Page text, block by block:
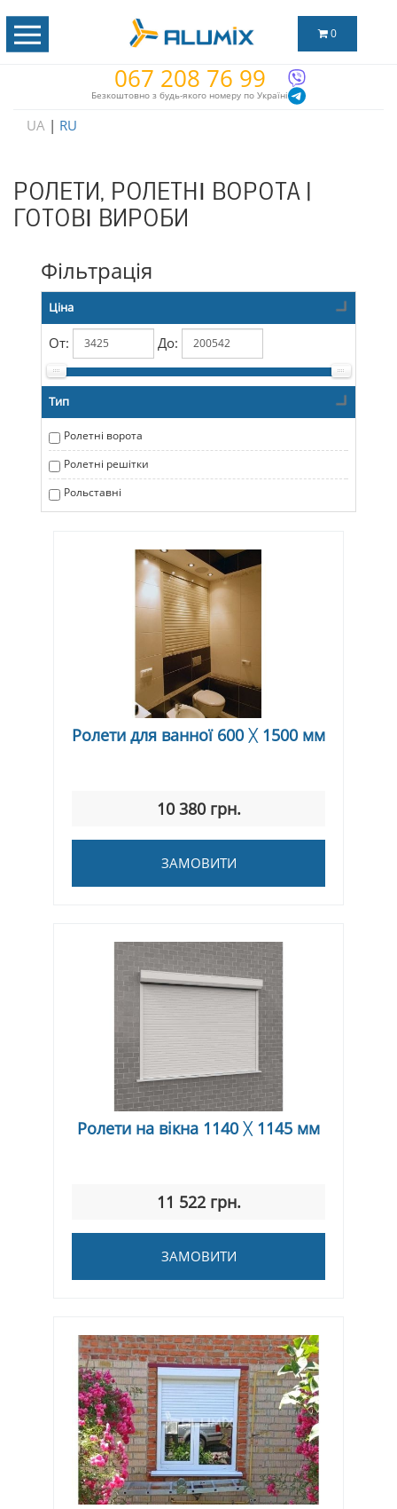
0
067 208 76 99
Безкоштовно з будь-якого номеру по Україні
UA | RU
РОЛЕТИ, РОЛЕТНІ ВОРОТА |
ГОТОВІ ВИРОБИ
Фільтрація
Ціна
От: До:
Тип
Ролетні ворота
Ролетні решітки
Рольставні
Ролети для ванної 600 ᚷ 1500 мм
10 380 грн.
ЗАМОВИТИ
Ролети на вікна 1140 ᚷ 1145 мм
11 522 грн.
ЗАМОВИТИ